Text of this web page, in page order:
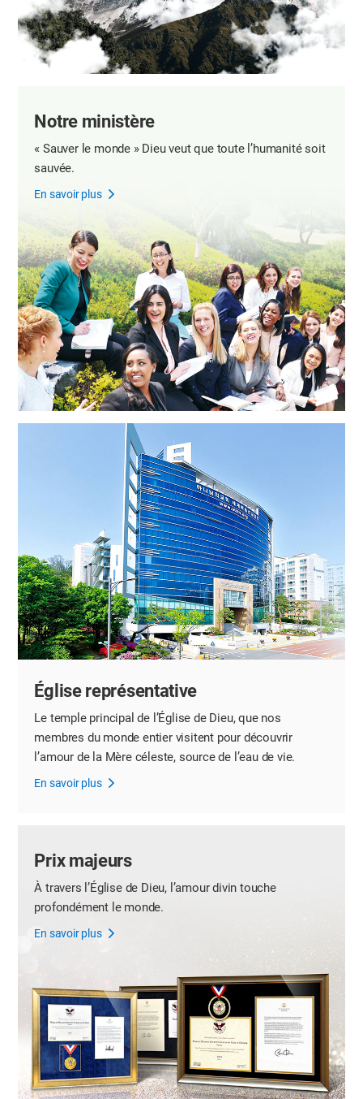
Notre ministère
« Sauver le monde »Dieu veut que toute l’humanité soit
sauvée.
En savoir plus
Église représentative
Le temple principal de l’Église de Dieu,que nos
membres du monde entier visitent pour découvrir
l’amour de la Mère céleste, source de l’eau de vie.
En savoir plus
Prix majeurs
À travers l’Église de Dieu, l’amour divin touche
profondément le monde.
En savoir plus